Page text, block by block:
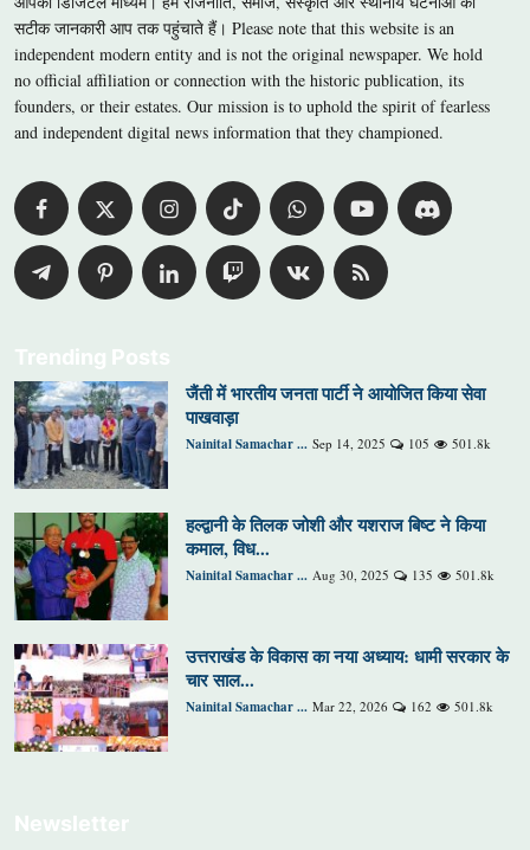
सटीक जानकारी आप तक पहुंचाते हैं। Please note that this website is an
independent modern entity and is not the original newspaper. We hold
no official affiliation or connection with the historic publication, its
founders, or their estates. Our mission is to uphold the spirit of fearless
and independent digital news information that they championed.
Trending Posts
जैंती में भारतीय जनता पार्टी ने आयोजित किया सेवा
पाखवाड़ा
Nainital Samachar ... Sep 14, 2025 105 501.8k
हल्द्वानी के तिलक जोशी और यशराज बिष्ट ने किया
कमाल, विध...
Nainital Samachar ... Aug 30, 2025 135 501.8k
उत्तराखंड के विकास का नया अध्याय: धामी सरकार के
चार साल...
Nainital Samachar ... Mar 22, 2026 162 501.8k
Newsletter